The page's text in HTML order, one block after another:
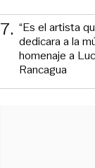
7. “Es el artista
dedicara a la
homenaje a
Rancagua